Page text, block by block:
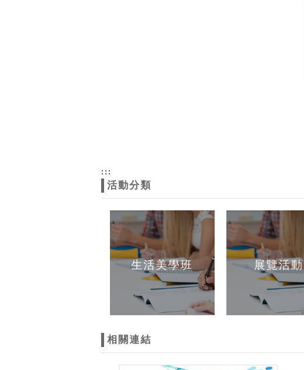
:::
活動分類
生活美學班 展覽活動
相關連結